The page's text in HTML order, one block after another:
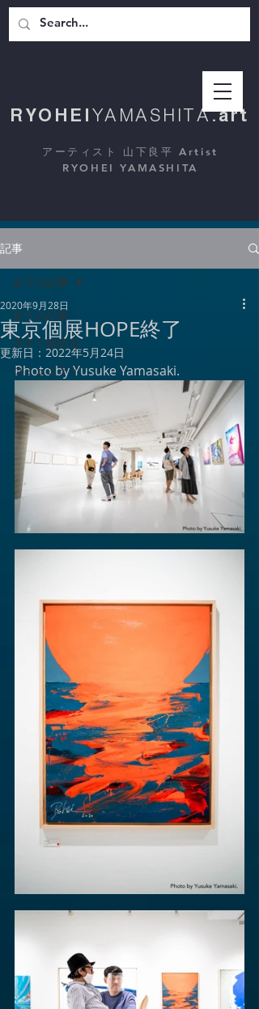
RYOHEI YAMASHITA.art
アーティスト 山下良平 Artist
RYOHEI YAMASHITA
記事
全ての記事
今すぐ始める
コミュニティ
全ての記事
東京個展HOPE終了
2020年9月28日
更新日： 2022年5月24日
Photo by Yusuke Yamasaki.